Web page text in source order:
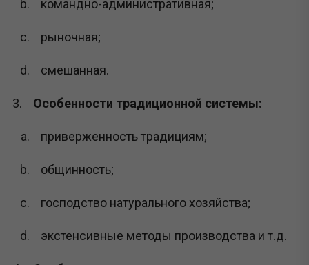
командно-административная;
рыночная;
смешанная.
Особенности традиционной системы:
приверженность традициям;
общинность;
господство натурального хозяйства;
экстенсивные методы производства и т.д.